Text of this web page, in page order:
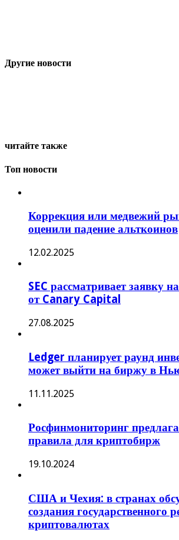
Другие новости
читайте также
Топ новости
Коррекция или медвежий
оценили падение альткоинов
12.02.2025
SEC рассматривает заявку
от Canary Capital
27.08.2025
Ledger планирует раунд
может выйти на биржу в
11.11.2025
Росфинмониторинг
правила для криптобирж
19.10.2024
США и Чехия: в странах
создания государственного
криптовалютах